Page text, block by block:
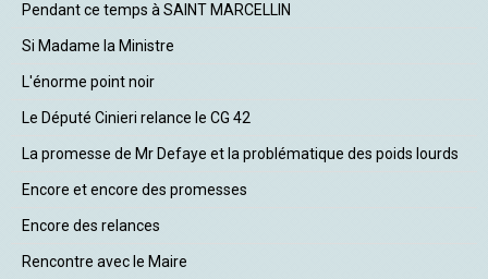
Pendant ce temps à SAINT MARCELLIN
Si Madame la Ministre
L'énorme point noir
Le Député Cinieri relance le CG 42
La promesse de Mr Defaye et la problématique des poids lourds
Encore et encore des promesses
Encore des relances
Rencontre avec le Maire